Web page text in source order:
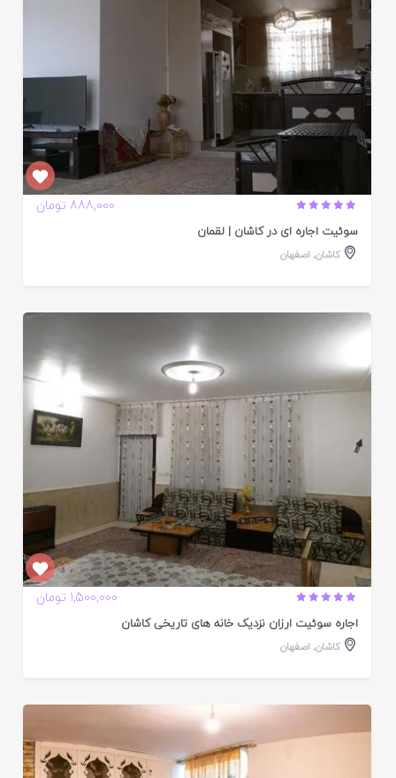
888,000 تومان
سوئیت اجاره ای در کاشان | لقمان
کاشان, اصفهان
1,500,000 تومان
اجاره سوئیت ارزان نزدیک خانه های تاریخی کاشان
کاشان, اصفهان